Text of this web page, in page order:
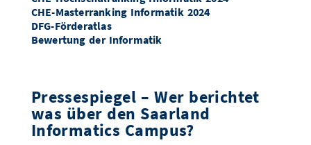
Clarivate Highly Cited Researchers
Prof. Dr. Andreas Keller
ACL Fellowship
Prof. Dr. Alexander Koller
Manuel Gomez-Rodriguez
Clarivate Highly Cited Researchers
Prof. Dr. Andreas Keller
CHE-Masterranking Informatik 2024
DFG-Förderatlas
Bewertung der Informatik
Pressespiegel – Wer berichtet
was über den Saarland
Informatics Campus?